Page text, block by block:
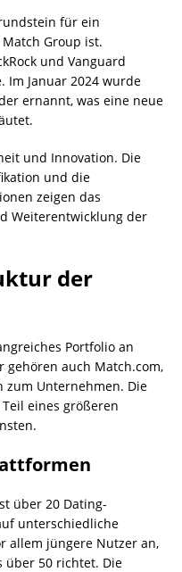
für ein
Group ist.
und Vanguard
Im Januar 2024 wurde
ernannt, was eine neue
und Innovation. Die
und die
zeigen das
Weiterentwicklung der
der
Portfolio an
gehören auch Match.com,
zum Unternehmen. Die
eines größeren
über 20 Dating-
unterschiedliche
allem jüngere Nutzer an,
über 50 richtet. Die